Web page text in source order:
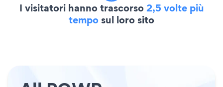
I visitatori hanno trascorso2,5 volte più
temposul loro sito